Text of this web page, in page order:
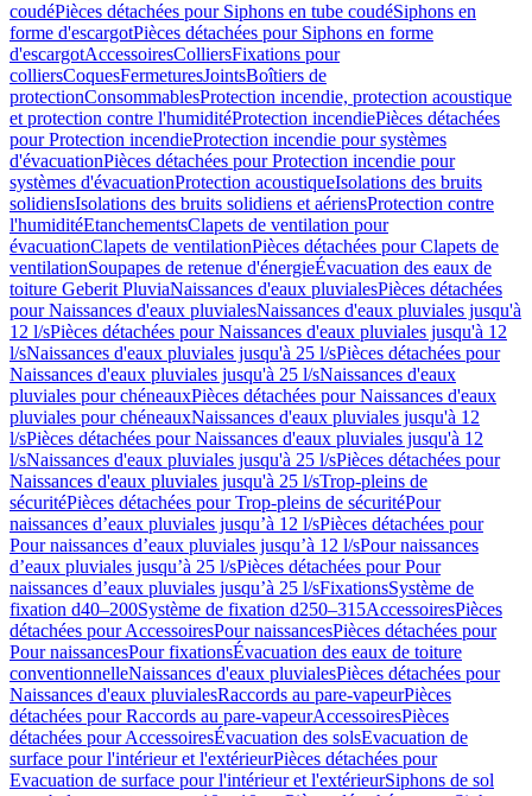
coudéPièces détachées pour Siphons en tube coudéSiphons en
forme d'escargotPièces détachées pour Siphons en forme
d'escargotAccessoiresColliersFixations pour
colliersCoquesFermeturesJointsBoîtiers de
protectionConsommablesProtection incendie, protection acoustique
et protection contre l'humiditéProtection incendiePièces détachées
pour Protection incendieProtection incendie pour systèmes
d'évacuationPièces détachées pour Protection incendie pour
systèmes d'évacuationProtection acoustiqueIsolations des bruits
solidiensIsolations des bruits solidiens et aériensProtection contre
l'humiditéEtanchementsClapets de ventilation pour
évacuationClapets de ventilationPièces détachées pour Clapets de
ventilationSoupapes de retenue d'énergieÉvacuation des eaux de
toiture Geberit PluviaNaissances d'eaux pluvialesPièces détachées
pour Naissances d'eaux pluvialesNaissances d'eaux pluviales jusqu'à
12 l/sPièces détachées pour Naissances d'eaux pluviales jusqu'à 12
l/sNaissances d'eaux pluviales jusqu'à 25 l/sPièces détachées pour
Naissances d'eaux pluviales jusqu'à 25 l/sNaissances d'eaux
pluviales pour chéneauxPièces détachées pour Naissances d'eaux
pluviales pour chéneauxNaissances d'eaux pluviales jusqu'à 12
l/sPièces détachées pour Naissances d'eaux pluviales jusqu'à 12
l/sNaissances d'eaux pluviales jusqu'à 25 l/sPièces détachées pour
Naissances d'eaux pluviales jusqu'à 25 l/sTrop-pleins de
sécuritéPièces détachées pour Trop-pleins de sécuritéPour
naissances d’eaux pluviales jusqu’à 12 l/sPièces détachées pour
Pour naissances d’eaux pluviales jusqu’à 12 l/sPour naissances
d’eaux pluviales jusqu’à 25 l/sPièces détachées pour Pour
naissances d’eaux pluviales jusqu’à 25 l/sFixationsSystème de
fixation d40–200Système de fixation d250–315AccessoiresPièces
détachées pour AccessoiresPour naissancesPièces détachées pour
Pour naissancesPour fixationsÉvacuation des eaux de toiture
conventionnelleNaissances d'eaux pluvialesPièces détachées pour
Naissances d'eaux pluvialesRaccords au pare-vapeurPièces
détachées pour Raccords au pare-vapeurAccessoiresPièces
détachées pour AccessoiresÉvacuation des solsEvacuation de
surface pour l'intérieur et l'extérieurPièces détachées pour
Evacuation de surface pour l'intérieur et l'extérieurSiphons de sol